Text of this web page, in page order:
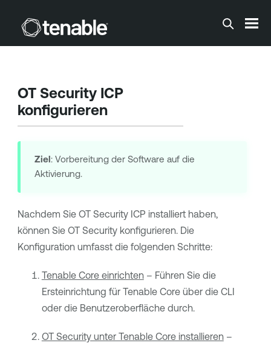
Zum Hauptinhalt springen
OT SecurityICP
konfigurieren
Ziel: Vorbereitung der Software auf die
Aktivierung.
Nachdem Sie OT SecurityICP installiert haben,
können Sie OT Securitykonfigurieren. Die
Konfiguration umfasst die folgenden Schritte:
Tenable Core einrichten– Führen Sie die
Ersteinrichtung für Tenable Coreüber die CLI
oder die Benutzeroberfläche durch.
OT Security unter Tenable Core installieren–